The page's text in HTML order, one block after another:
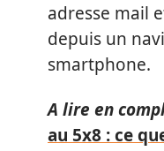
adresse mail
depuis un
smartphone.
A lire en
au 5x8 : ce